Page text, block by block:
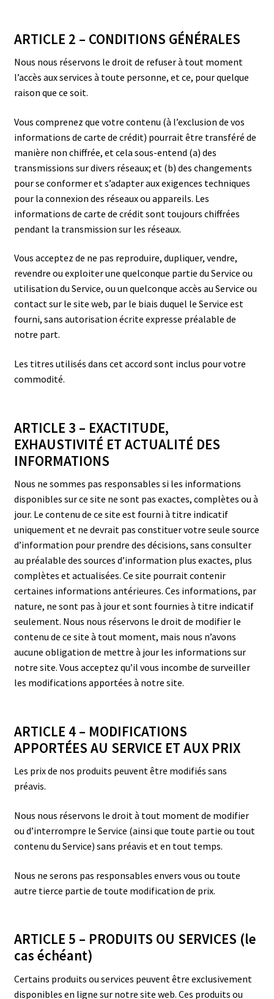
ARTICLE 2 – CONDITIONS GÉNÉRALES
Nous nous réservons le droit de refuser à tout moment
l’accès aux services à toute personne, et ce, pour quelque
raison que ce soit.
Vous comprenez que votre contenu (à l’exclusion de vos
informations de carte de crédit) pourrait être transféré de
manière non chiffrée, et cela sous-entend (a) des
transmissions sur divers réseaux; et (b) des changements
pour se conformer et s’adapter aux exigences techniques
pour la connexion des réseaux ou appareils. Les
informations de carte de crédit sont toujours chiffrées
pendant la transmission sur les réseaux.
Vous acceptez de ne pas reproduire, dupliquer, vendre,
revendre ou exploiter une quelconque partie du Service ou
utilisation du Service, ou un quelconque accès au Service ou
contact sur le site web, par le biais duquel le Service est
fourni, sans autorisation écrite expresse préalable de
notre part.
Les titres utilisés dans cet accord sont inclus pour votre
commodité.
ARTICLE 3 – EXACTITUDE,
EXHAUSTIVITÉ ET ACTUALITÉ DES
INFORMATIONS
Nous ne sommes pas responsables si les informations
disponibles sur ce site ne sont pas exactes, complètes ou à
jour. Le contenu de ce site est fourni à titre indicatif
uniquement et ne devrait pas constituer votre seule source
d’information pour prendre des décisions, sans consulter
au préalable des sources d’information plus exactes, plus
complètes et actualisées. Ce site pourrait contenir
certaines informations antérieures. Ces informations, par
nature, ne sont pas à jour et sont fournies à titre indicatif
seulement. Nous nous réservons le droit de modifier le
contenu de ce site à tout moment, mais nous n’avons
aucune obligation de mettre à jour les informations sur
notre site. Vous acceptez qu’il vous incombe de surveiller
les modifications apportées à notre site.
ARTICLE 4 – MODIFICATIONS
APPORTÉES AU SERVICE ET AUX PRIX
Les prix de nos produits peuvent être modifiés sans
préavis.
Nous nous réservons le droit à tout moment de modifier
ou d’interrompre le Service (ainsi que toute partie ou tout
contenu du Service) sans préavis et en tout temps.
Nous ne serons pas responsables envers vous ou toute
autre tierce partie de toute modification de prix.
ARTICLE 5 – PRODUITS OU SERVICES (le
cas échéant)
Certains produits ou services peuvent être exclusivement
disponibles en ligne sur notre site web. Ces produits ou